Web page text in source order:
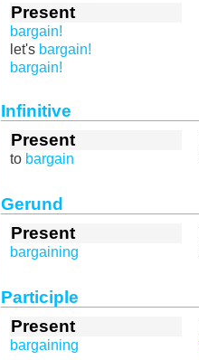
Present
bargain!
let's bargain!
bargain!
Infinitive
Present
to bargain
Gerund
Present
bargaining
Participle
Present
bargaining